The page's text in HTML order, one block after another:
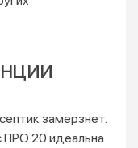
замерзнет.
ПРО 20 идеальна